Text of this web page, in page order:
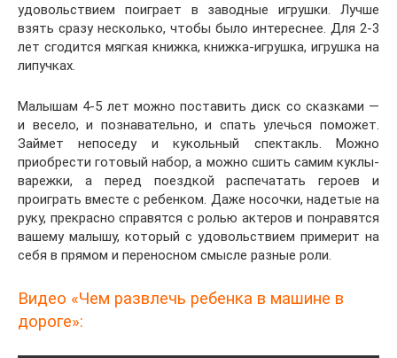
удовольствием поиграет в заводные игрушки. Лучше
взять сразу несколько, чтобы было интереснее. Для 2-3
лет сгодится мягкая книжка, книжка-игрушка, игрушка на
липучках.
Малышам 4-5 лет можно поставить диск со сказками —
и весело, и познавательно, и спать улечься поможет.
Займет непоседу и кукольный спектакль. Можно
приобрести готовый набор, а можно сшить самим куклы-
варежки, а перед поездкой распечатать героев и
проиграть вместе с ребенком. Даже носочки, надетые на
руку, прекрасно справятся с ролью актеров и понравятся
вашему малышу, который с удовольствием примерит на
себя в прямом и переносном смысле разные роли.
Видео «Чем развлечь ребенка в машине в
дороге»: